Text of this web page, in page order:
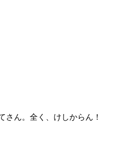
さん。全く、けしからん！